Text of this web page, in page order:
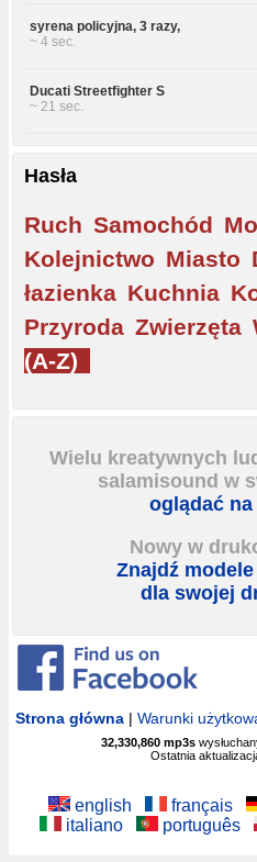
syrena policyjna, 3 razy,
~ 4 sec.
Ducati Streetfighter S
~ 21 sec.
Hasła
Ruch Samochód
Kolejnictwo Miasto
łazienka Kuchnia
Przyroda Zwierzęta
(A-Z)
Wielu kreatywnych
salamisound w
oglądać na
Nowy w
Znajdź
dla swojej
Strona główna| Warunki
32,330,860 mp3s
Ostatnia
english français
italiano
português